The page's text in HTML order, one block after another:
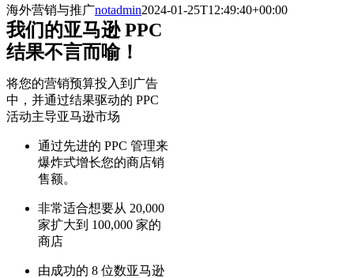
海外营销与推广notadmin2024-01-25T12:49:40+00:00
我们的亚马逊 PPC
结果不言而喻！
将您的营销预算投入到广告
中，并通过结果驱动的 PPC
活动主导亚马逊市场
通过先进的 PPC 管理来
爆炸式增长您的商店销
售额。
非常适合想要从 20,000
家扩大到 100,000 家的
商店
由成功的 8 位数亚马逊